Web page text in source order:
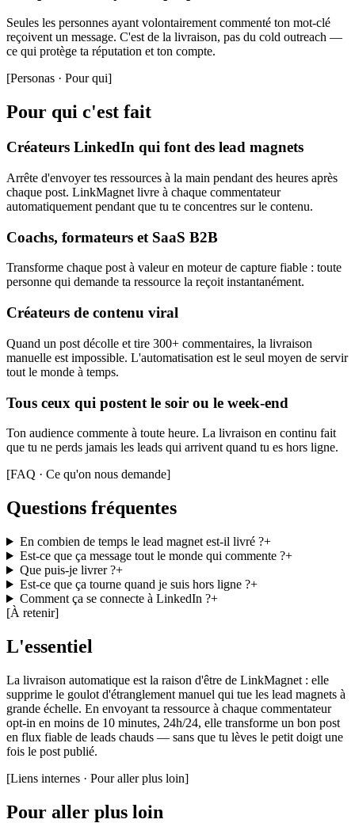
Seules les personnes ayant volontairement commenté ton mot-clé
reçoivent un message. C'est de la livraison, pas du cold outreach —
ce qui protège ta réputation et ton compte.
[Personas · Pour qui]
Pour qui c'est fait
Créateurs LinkedIn qui font des lead magnets
Arrête d'envoyer tes ressources à la main pendant des heures après
chaque post. LinkMagnet livre à chaque commentateur
automatiquement pendant que tu te concentres sur le contenu.
Coachs, formateurs et SaaS B2B
Transforme chaque post à valeur en moteur de capture fiable : toute
personne qui demande ta ressource la reçoit instantanément.
Créateurs de contenu viral
Quand un post décolle et tire 300+ commentaires, la livraison
manuelle est impossible. L'automatisation est le seul moyen de servir
tout le monde à temps.
Tous ceux qui postent le soir ou le week-end
Ton audience commente à toute heure. La livraison en continu fait
que tu ne perds jamais les leads qui arrivent quand tu es hors ligne.
[FAQ · Ce qu'on nous demande]
Questions fréquentes
En combien de temps le lead magnet est-il livré ?+
Est-ce que ça message tout le monde qui commente ?+
Que puis-je livrer ?+
Est-ce que ça tourne quand je suis hors ligne ?+
Comment ça se connecte à LinkedIn ?+
[À retenir]
L'essentiel
La livraison automatique est la raison d'être de LinkMagnet : elle
supprime le goulot d'étranglement manuel qui tue les lead magnets à
grande échelle. En envoyant ta ressource à chaque commentateur
opt-in en moins de 10 minutes, 24h/24, elle transforme un bon post
en flux fiable de leads chauds — sans que tu lèves le petit doigt une
fois le post publié.
[Liens internes · Pour aller plus loin]
Pour aller plus loin